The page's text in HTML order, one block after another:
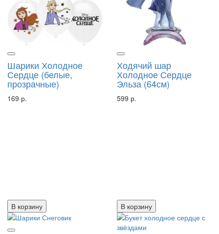
Шарики Холодное
Сердце (белые,
прозрачные)
169 р.
В корзину
Ходячий шар
Холодное Сердце
Эльза (64см)
599 р.
В корзину